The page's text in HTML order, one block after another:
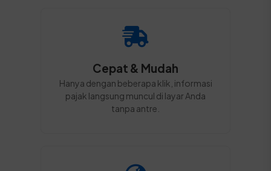
Cepat & Mudah
Hanya dengan beberapa klik, informasi
pajak langsung muncul di layar Anda
tanpa antre.